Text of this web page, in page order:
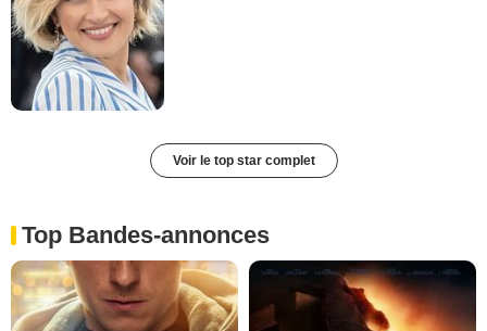
Voir le top star complet
Top Bandes-annonces